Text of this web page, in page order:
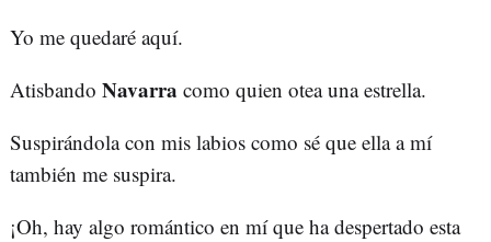
Yo me quedaré aquí.
Atisbando Navarra como quien otea una estrella.
Suspirándola con mis labios como sé que ella a mí
también me suspira.
¡Oh, hay algo romántico en mí que ha despertado esta